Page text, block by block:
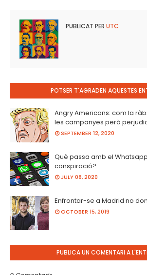
PUBLICAT PER UTC
POTSER T'AGRADEN AQUESTES
Angry Americans: com la
les campanyes però
SEPTEMBER 12, 2020
Què passa amb el
conspiració?
JULY 08, 2020
Enfrontar-se a Madrid no
OCTOBER 15, 2019
PUBLICA UN COMENTARI A